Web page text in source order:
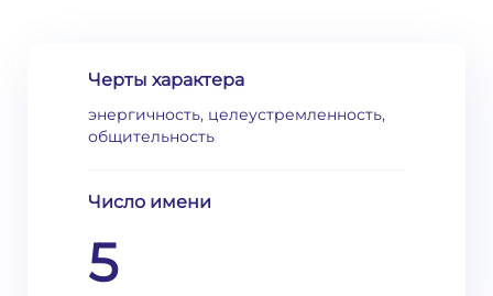
Черты характера
энергичность, целеустремленность,
общительность
Число имени
5